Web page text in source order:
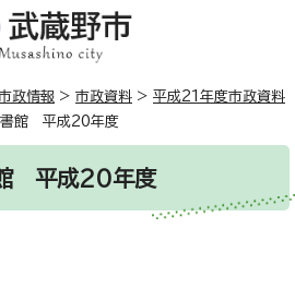
政情報 > 市政資料 > 平成21年度市政資料
書館 平成20年度
平成20年度